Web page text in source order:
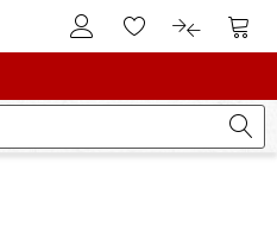
Vers le compte client
Vers la liste
Vers le